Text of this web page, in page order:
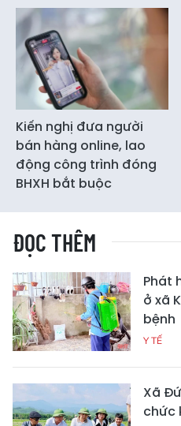
Kiến nghị đưa người
bán hàng online, lao
động công trình đóng
BHXH bắt buộc
ĐỌC THÊM
Phát
ở xã
bệnh
Y TẾ
Xã
chức